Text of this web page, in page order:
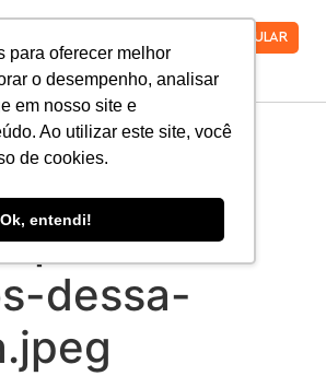
para oferecer melhor
o desempenho, analisar
em nosso site e
Ao utilizar este site, você
de cookies.
Ok, entendi!
VESTIBULAR
de-
conheca-
dessa-